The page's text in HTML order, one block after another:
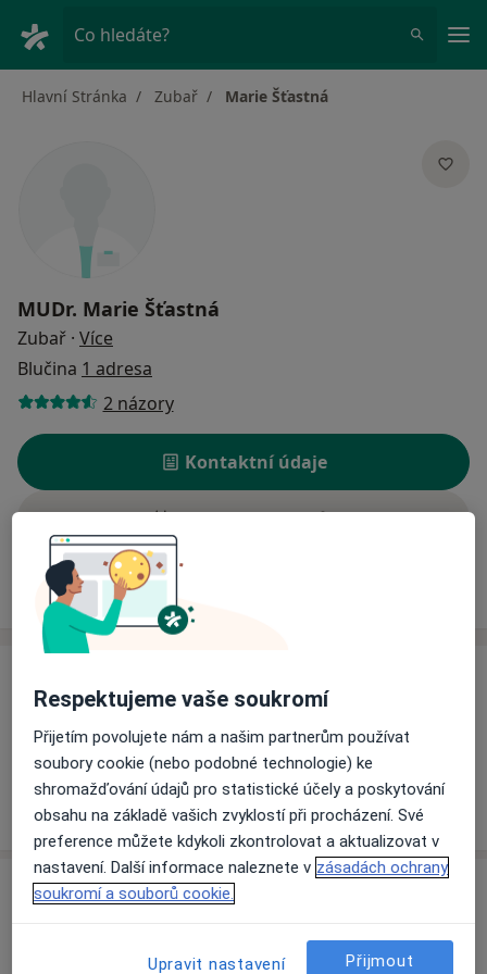
Co hledáte?
Hlavní Stránka Zubař Marie Šťastná
MUDr. Marie Šťastná
Zubař · Více
Blučina 1 adresa
2 názory
Kontaktní údaje
Rezervovat termín
Ceník
Tento specialista ještě nepřidával žádné informace o
svých službách.
Adresa
Blučina 66456
Respektujeme vaše soukromí
Přijetím povolujete nám a našim partnerům používat
soubory cookie (nebo podobné technologie) ke
shromažďování údajů pro statistické účely a poskytování
obsahu na základě vašich zvyklostí při procházení. Své
preference můžete kdykoli zkontrolovat a aktualizovat v
nastavení. Další informace naleznete v zásadách ochrany
soukromí a souborů cookie.
Upravit nastavení Přijmout